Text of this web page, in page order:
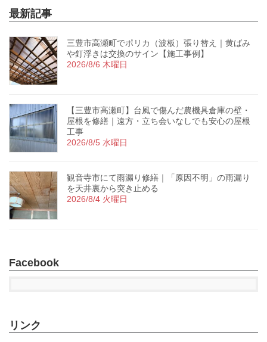
最新記事
三豊市高瀬町でポリカ（波板）張り替え｜黄ばみ
や釘浮きは交換のサイン【施工事例】
2026/8/6 木曜日
【三豊市高瀬町】台風で傷んだ農機具倉庫の壁・
屋根を修繕｜遠方・立ち会いなしでも安心の屋根
工事
2026/8/5 水曜日
観音寺市にて雨漏り修繕｜「原因不明」の雨漏り
を天井裏から突き止める
2026/8/4 火曜日
Facebook
リンク